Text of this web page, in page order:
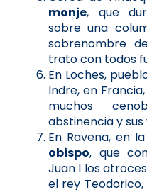
monje, que
sobre una
sobrenombre
trato con todos
En Loches,
Indre, en Francia,
muchos
abstinencia y
En Ravena, en
obispo, que
Juan I los
el rey